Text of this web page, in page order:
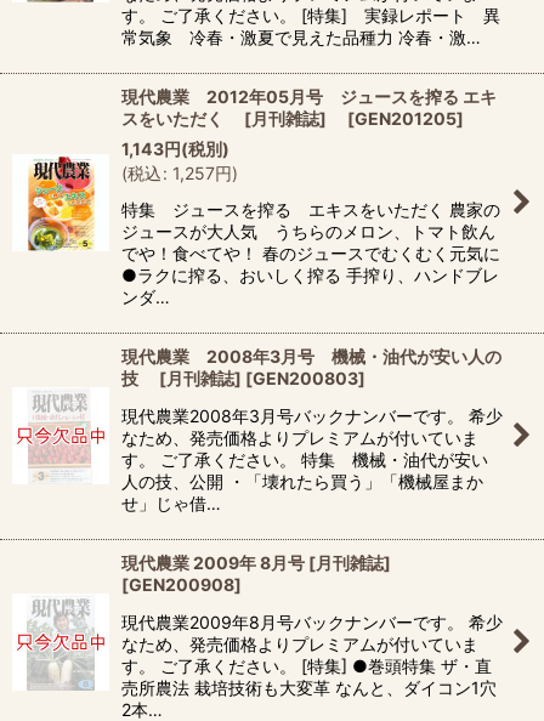
す。 ご了承ください。 [特集] 実録レポート 異
常気象 冷春・激夏で見えた品種力 冷春・激…
現代農業 2012年05月号 ジュースを搾る エキ
スをいただく [月刊雑誌]
[GEN201205]
1,143円(税別)
(税込: 1,257円)
特集 ジュースを搾る エキスをいただく 農家の
ジュースが大人気 うちらのメロン、トマト飲ん
でや！食べてや！ 春のジュースでむくむく元気に
●ラクに搾る、おいしく搾る 手搾り、ハンドブレ
ンダ…
現代農業 2008年3月号 機械・油代が安い人の
技 [月刊雑誌] [GEN200803]
現代農業2008年3月号バックナンバーです。 希少
なため、発売価格よりプレミアムが付いていま
す。 ご了承ください。 特集 機械・油代が安い
人の技、公開 ・「壊れたら買う」「機械屋まか
せ」じゃ借…
現代農業 2009年 8月号 [月刊雑誌]
[GEN200908]
現代農業2009年8月号バックナンバーです。 希少
なため、発売価格よりプレミアムが付いていま
す。 ご了承ください。 [特集] ●巻頭特集 ザ・直
売所農法 栽培技術も大変革 なんと、ダイコン1穴
2本…